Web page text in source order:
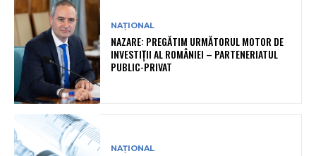
NAȚIONAL
NAZARE: PREGĂTIM URMĂTORUL MOTOR DE
INVESTIȚII AL ROMÂNIEI – PARTENERIATUL
PUBLIC-PRIVAT
NAȚIONAL